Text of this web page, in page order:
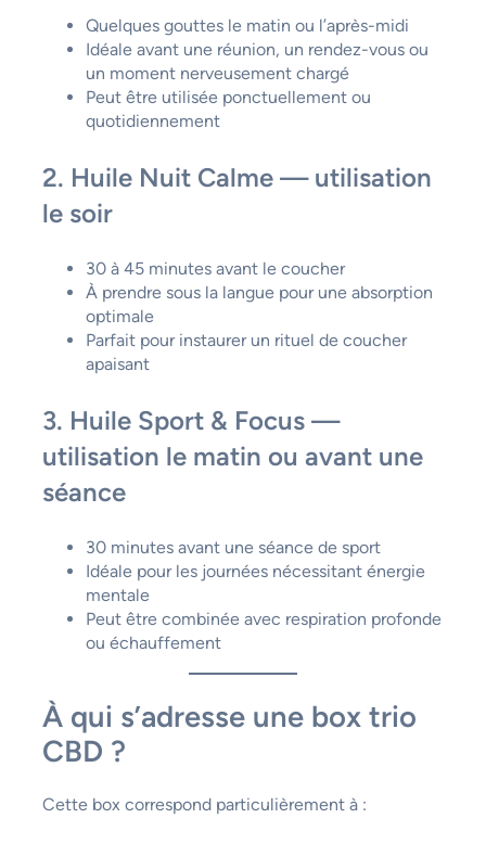
Quelques gouttes le matin ou l’après-midi
Idéale avant une réunion, un rendez-vous ou
un moment nerveusement chargé
Peut être utilisée ponctuellement ou
quotidiennement
2. Huile Nuit Calme — utilisation
le soir
30 à 45 minutes avant le coucher
À prendre sous la langue pour une absorption
optimale
Parfait pour instaurer un rituel de coucher
apaisant
3. Huile Sport & Focus —
utilisation le matin ou avant une
séance
30 minutes avant une séance de sport
Idéale pour les journées nécessitant énergie
mentale
Peut être combinée avec respiration profonde
ou échauffement
À qui s’adresse une box trio
CBD ?
Cette box correspond particulièrement à :